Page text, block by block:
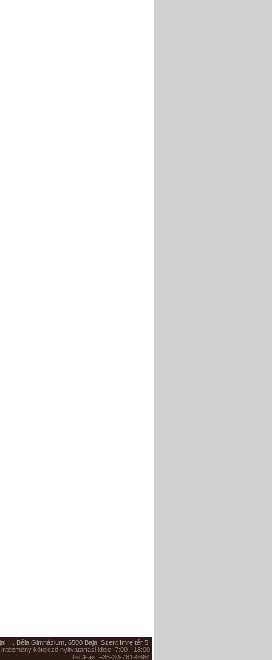
III. Béla Gimnázium, 6500 Baja, Szent Imre tér 5.
kötelező nyitvatartási ideje: 7:00 - 18:00
Tel./Fax: +36-30-781-0664